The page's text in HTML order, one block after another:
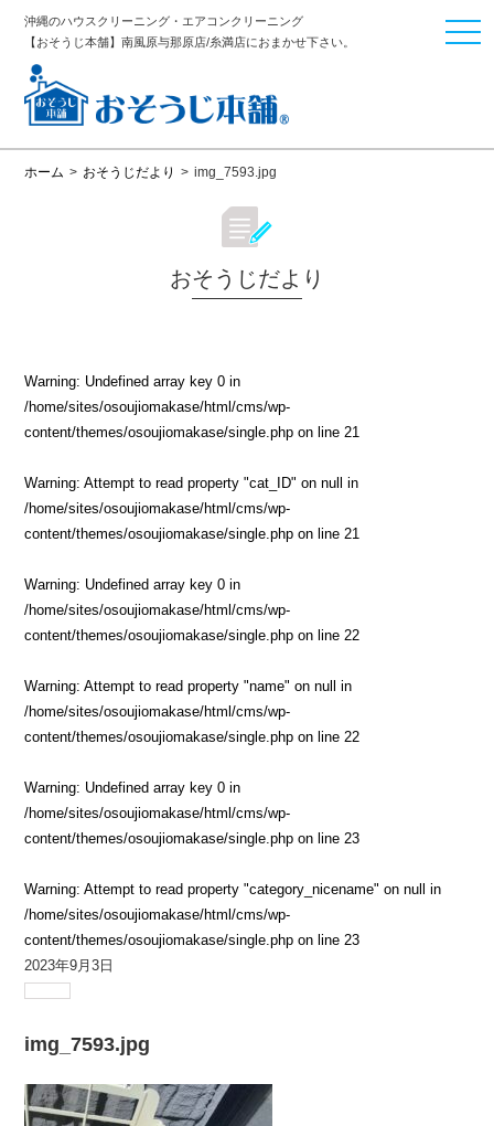
沖縄のハウスクリーニング・エアコンクリーニング
【おそうじ本舗】南風原与那原店/糸満店におまかせ下さい。
ホーム > おそうじだより > img_7593.jpg
おそうじだより
Warning: Undefined array key 0 in
/home/sites/osoujiomakase/html/cms/wp-
content/themes/osoujiomakase/single.php on line 21
Warning: Attempt to read property "cat_ID" on null in
/home/sites/osoujiomakase/html/cms/wp-
content/themes/osoujiomakase/single.php on line 21
Warning: Undefined array key 0 in
/home/sites/osoujiomakase/html/cms/wp-
content/themes/osoujiomakase/single.php on line 22
Warning: Attempt to read property "name" on null in
/home/sites/osoujiomakase/html/cms/wp-
content/themes/osoujiomakase/single.php on line 22
Warning: Undefined array key 0 in
/home/sites/osoujiomakase/html/cms/wp-
content/themes/osoujiomakase/single.php on line 23
Warning: Attempt to read property "category_nicename" on null in
/home/sites/osoujiomakase/html/cms/wp-
content/themes/osoujiomakase/single.php on line 23
2023年9月3日
img_7593.jpg